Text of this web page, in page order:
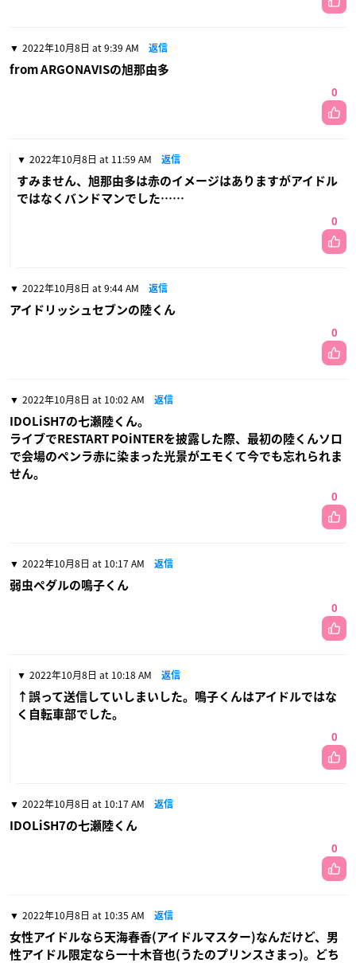
2022年10月8日 at 9:39 AM 返信
from ARGONAVISの旭那由多
0
2022年10月8日 at 11:59 AM 返信
すみません、旭那由多は赤のイメージはありますがアイドル
ではなくバンドマンでした……
0
2022年10月8日 at 9:44 AM 返信
アイドリッシュセブンの陸くん
0
2022年10月8日 at 10:02 AM 返信
IDOLiSH7の七瀬陸くん。
ライブでRESTART POiNTERを披露した際、最初の陸くんソロ
で会場のペンラ赤に染まった光景がエモくて今でも忘れられま
せん。
0
2022年10月8日 at 10:17 AM 返信
弱虫ペダルの鳴子くん
0
2022年10月8日 at 10:18 AM 返信
↑誤って送信していしまいした。鳴子くんはアイドルではな
く自転車部でした。
0
2022年10月8日 at 10:17 AM 返信
IDOLiSH7の七瀬陸くん
0
2022年10月8日 at 10:35 AM 返信
女性アイドルなら天海春香(アイドルマスター)なんだけど、男
性アイドル限定なら一十木音也(うたのプリンスさまっ)。どち